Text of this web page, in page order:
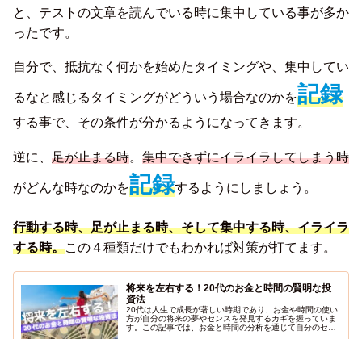
と、テストの文章を読んでいる時に集中している事が多か
ったです。
自分で、抵抗なく何かを始めたタイミングや、集中してい
るなと感じるタイミングがどういう場合なのかを記録
する事で、その条件が分かるようになってきます。
逆に、 足が止まる時。 集中できずにイライラしてしまう時
がどんな時なのかを記録するようにしましょう。
行動する時、足が止まる時、そして集中する時、イライラ
する時。この４種類だけでもわかれば対策が打てます。
将来を左右する！20代のお金と時間の賢明な投
資法
20代は人生で成長が著しい時期であり、お金や時間の使い
方が自分の将来の夢やセンスを発見するカギを握っていま
す。この記事では、お金と時間の分析を通じて自分のセン